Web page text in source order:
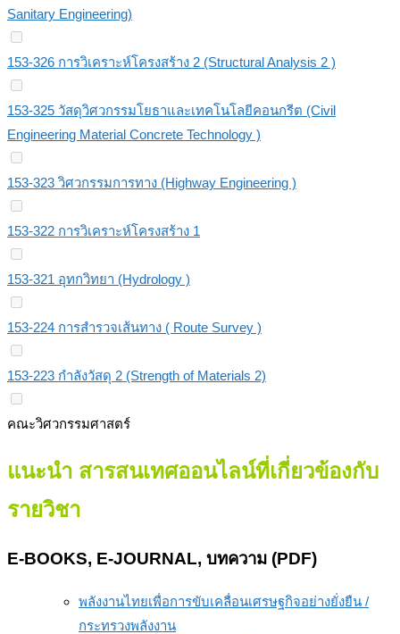
Sanitary Engineering)
153-326 การวิเคราะห์โครงสร้าง 2 (Structural Analysis 2 )
153-325 วัสดุวิศวกรรมโยธาและเทคโนโลยีคอนกรีต (Civil
Engineering Material Concrete Technology )
153-323 วิศวกรรมการทาง (Highway Engineering )
153-322 การวิเคราะห์โครงสร้าง 1
153-321 อุทกวิทยา (Hydrology )
153-224 การสำรวจเส้นทาง ( Route Survey )
153-223 กำลังวัสดุ 2 (Strength of Materials 2)
คณะวิศวกรรมศาสตร์
แนะนำ สารสนเทศออนไลน์ที่เกี่ยวข้องกับ
รายวิชา
E-BOOKS, E-JOURNAL, บทความ (PDF)
พลังงานไทยเพื่อการขับเคลื่อนเศรษฐกิจอย่างยั่งยืน /
กระทรวงพลังงาน